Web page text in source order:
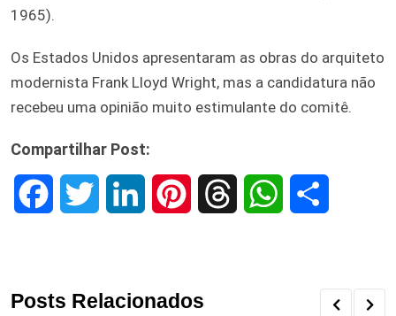
1965).
Os Estados Unidos apresentaram as obras do arquiteto
modernista Frank Lloyd Wright, mas a candidatura não
recebeu uma opinião muito estimulante do comitê.
Compartilhar Post:
e t k t
Posts Relacionados